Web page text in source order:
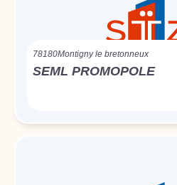
78180Montigny le bretonneux
SEML PROMOPOLE